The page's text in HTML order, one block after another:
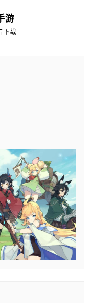
游
下载